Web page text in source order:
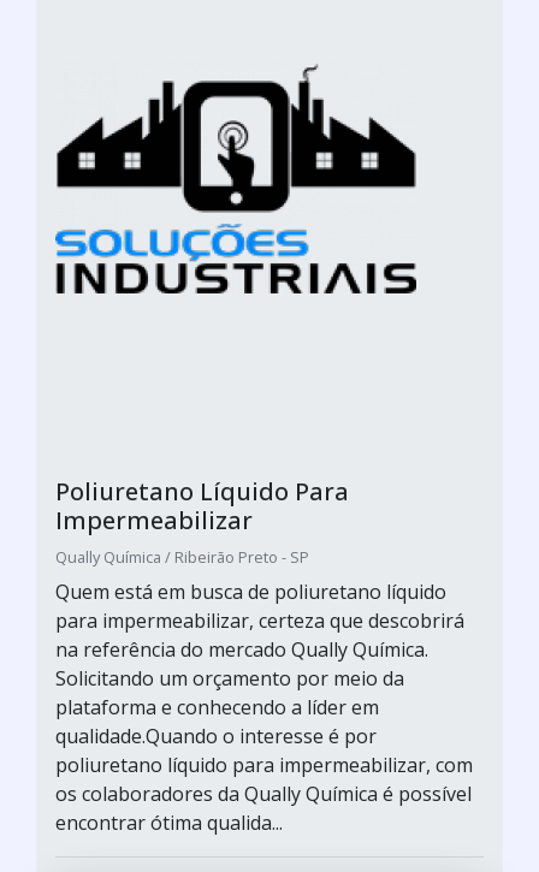
Poliuretano Líquido Para
Impermeabilizar
Qually Química / Ribeirão Preto - SP
Quem está em busca de poliuretano líquido
para impermeabilizar, certeza que descobrirá
na referência do mercado Qually Química.
Solicitando um orçamento por meio da
plataforma e conhecendo a líder em
qualidade.Quando o interesse é por
poliuretano líquido para impermeabilizar, com
os colaboradores da Qually Química é possível
encontrar ótima qualida...